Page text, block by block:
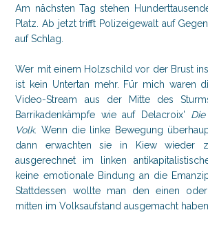
Am nächsten Tag stehen
Platz. Ab jetzt trifft Polizeigewalt auf
auf Schlag.
Wer mit einem Holzschild vor der Brust
ist kein Untertan mehr. Für mich waren
Video-Stream aus der Mitte des
Barrikadenkämpfe wie auf Delacroix'
Volk. Wenn die linke Bewegung
dann erwachten sie in Kiew wieder
ausgerechnet im linken
keine emotionale Bindung an die
Stattdessen wollte man den einen
mitten im Volksaufstand ausgemacht